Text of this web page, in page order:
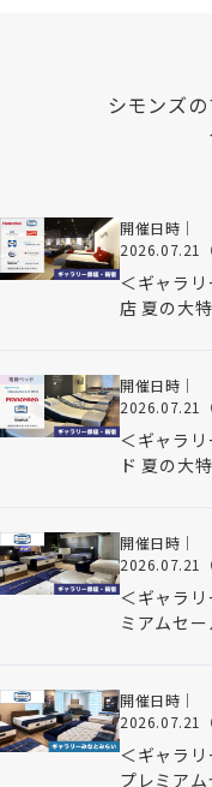
シモンズ
開催日時｜
2026.07.21（
＜ギャラ
店 夏の大
開催日時｜
2026.07.21（
＜ギャラ
ド 夏の大
開催日時｜
2026.07.21（
＜ギャラ
ミアムセ
開催日時｜
2026.07.21（
＜ギャラ
プレミア